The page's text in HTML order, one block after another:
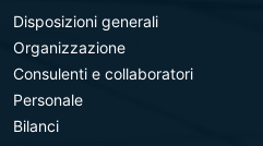
Disposizioni generali
Organizzazione
Consulenti e collaboratori
Personale
Bilanci